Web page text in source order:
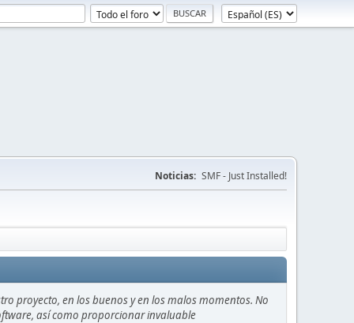
Noticias: SMF - Just Installed!
proyecto, en los buenos y en los malos momentos. No
así como proporcionar invaluable